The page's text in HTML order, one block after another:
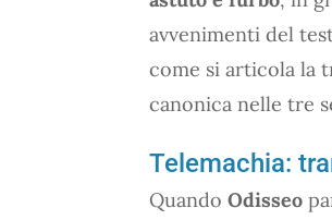
avvenimenti del
come si articola la
canonica nelle tre
Telemachia:
Quando Odisseo